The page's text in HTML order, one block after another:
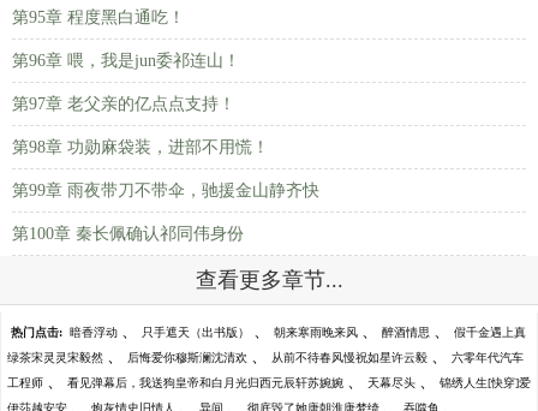
第95章 程度黑白通吃！
第96章 喂，我是jun委祁连山！
第97章 老父亲的亿点点支持！
第98章 功勋麻袋装，进部不用慌！
第99章 雨夜带刀不带伞，驰援金山静齐快
第100章 秦长佩确认祁同伟身份
查看更多章节...
热门点击: 暗香浮动 、 只手遮天（出书版） 、 朝来寒雨晚来风 、 醉酒情思 、 假千金遇上真
绿茶宋灵灵宋毅然 、 后悔爱你穆斯澜沈清欢 、 从前不待春风慢祝如星许云毅 、 六零年代汽车
工程师 、 看见弹幕后，我送狗皇帝和白月光归西元辰轩苏婉婉 、 天幕尽头 、 锦绣人生[快穿]爱
伊莎越安安 炮灰情史旧情人 异间 彻底毁了她唐朝淮唐梦绮 吞噬鱼